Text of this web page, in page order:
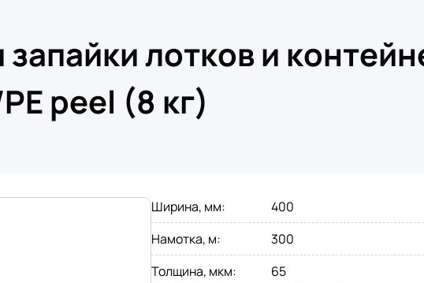
запайки лотков и
peel (8 кг)
Ширина, мм:
400
Намотка, м:
300
Толщина, мкм:
65